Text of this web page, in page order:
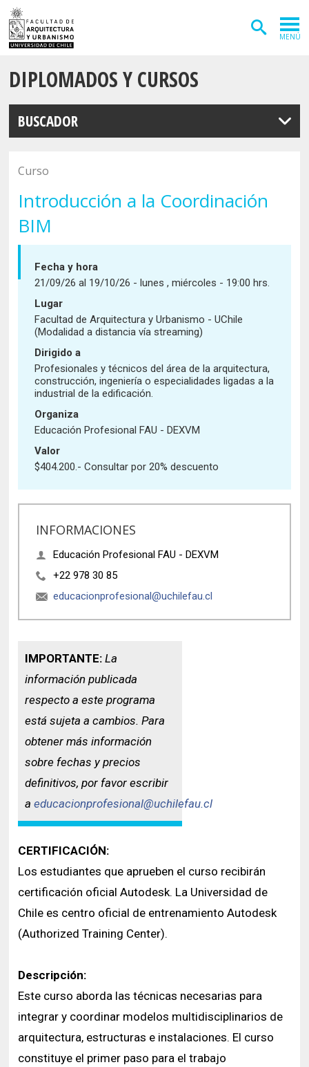
MENÚ
ADMISIÓN
CARRERAS
EXTENSIÓN
Diseño
Urbanismo
Vivienda
FACULTAD
Estudiantes Funcionarios
DIPLOMADOS Y CURSOS
BUSCADOR
Curso
Introducción a la Coordinación
BIM
INFORMACIONES
Educación Profesional FAU - DEXVM
+22 978 30 85
educacionprofesional@uchilefau.cl
Fecha y hora
21/09/26 al 19/10/26 - lunes , miércoles - 19:00 hrs.
Lugar
Facultad de Arquitectura y Urbanismo - UChile
(Modalidad a distancia vía streaming)
Dirigido a
Profesionales y técnicos del área de la arquitectura,
construcción, ingeniería o especialidades ligadas a la
industrial de la edificación.
Organiza
Educación Profesional FAU - DEXVM
Valor
$404.200.- Consultar por 20% descuento
IMPORTANTE:La
información publicada
respecto a este programa
está sujeta a cambios. Para
obtener más información
sobre fechas y precios
definitivos, por favor escribir
aeducacionprofesional@uchilefau.cl
CERTIFICACIÓN:
Los estudiantes que aprueben el curso recibirán
certificación oficial Autodesk. La Universidad de
Chile es centro oficial de entrenamiento Autodesk
(Authorized Training Center).
Descripción:
Este curso aborda las técnicas necesarias para
integrar y coordinar modelos multidisciplinarios de
arquitectura, estructuras e instalaciones. El curso
constituye el primer paso para el trabajo